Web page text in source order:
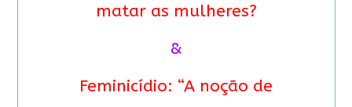
matar as mulheres?
&
Feminicídio: “A noção de